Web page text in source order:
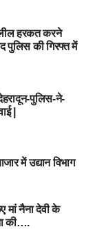
हरकत करने
पुलिस की गिरफ्त में
पुलिस-ने-
|
में उद्यान विभाग
मां नैना देवी के
की….